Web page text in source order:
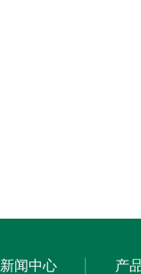
新闻中心 产